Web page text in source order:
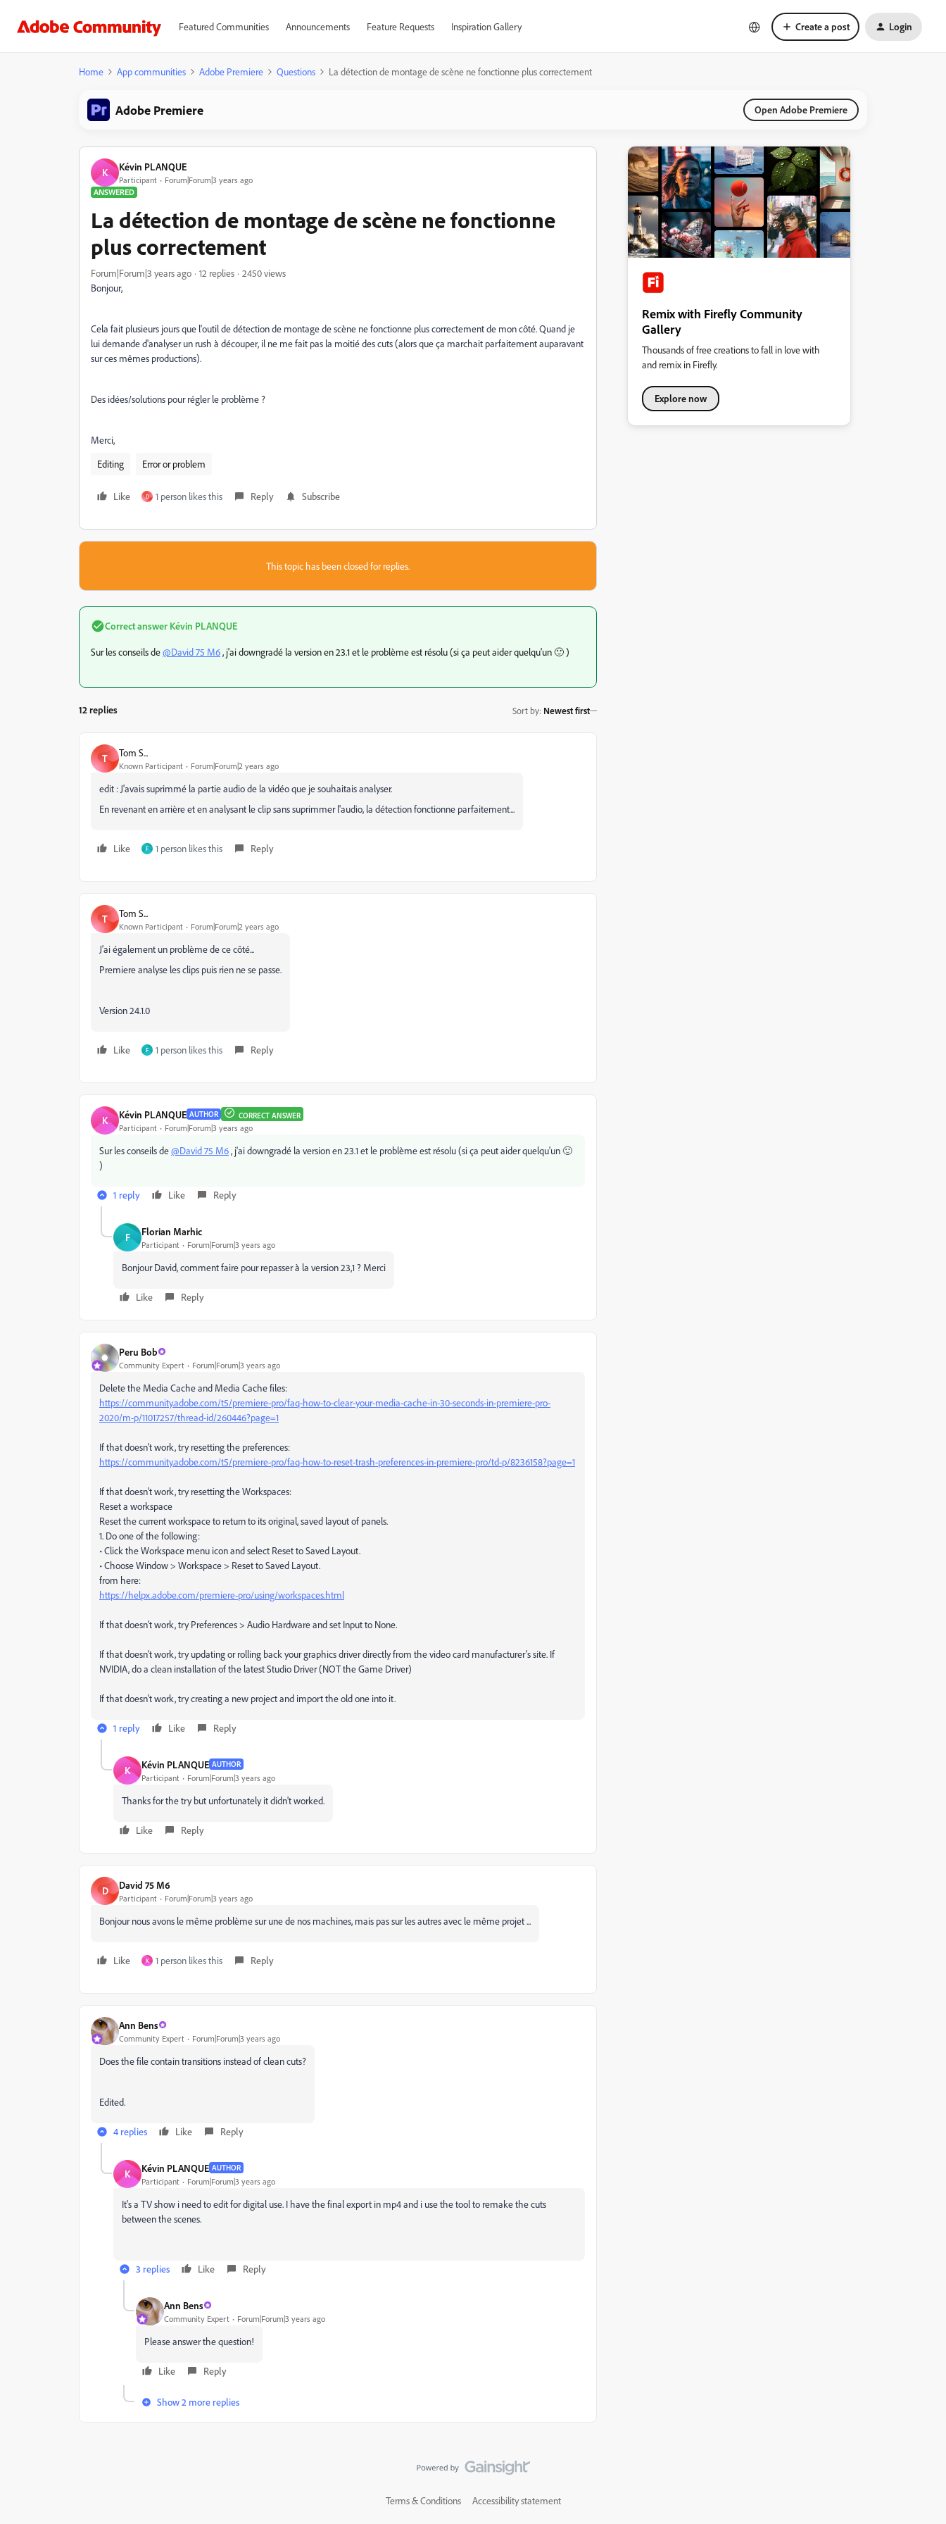
Featured Communities Announcements Feature Requests Inspiration Gallery Create a post Login
Home App communities Adobe Premiere Questions La détection de montage de scène ne fonctionne plus correctement
Adobe Premiere Open Adobe Premiere
K Kévin PLANQUE
Participant
Forum|Forum|3 years ago
ANSWERED
La détection de montage de scène ne fonctionne
plus correctement
Forum|Forum|3 years ago 12 replies
2450 views
Bonjour,
Cela fait plusieurs jours que l'outil de détection de montage de scène ne fonctionne plus correctement de mon côté. Quand je
lui demande d'analyser un rush à découper, il ne me fait pas la moitié des cuts (alors que ça marchait parfaitement auparavant
sur ces mêmes productions).
Des idées/solutions pour régler le problème ?
Merci,
Editing
Error or problem
Like D 1 person likes this Reply Subscribe
This topic has been closed for replies.
Correct answer Kévin PLANQUE
Sur les conseils de@David 75 M6, j'ai downgradé la version en 23.1 et le problème est résolu (si ça peut aider quelqu'un 🙂 )
12 replies Sort by: Newest first
T Tom S...
Known Participant Forum|Forum|2 years ago
edit : J'avais suprimmé la partie audio de la vidéo que je souhaitais analyser.
En revenant en arrière et en analysant le clip sans suprimmer l'audio, la détection fonctionne parfaitement...
Like F 1 person likes this Reply
T Tom S...
Known Participant Forum|Forum|2 years ago
J'ai également un problème de ce côté...
Premiere analyse les clips puis rien ne se passe.
Version 24.1.0
Like F 1 person likes this Reply
K Kévin PLANQUE AUTHOR CORRECT ANSWER
Participant Forum|Forum|3 years ago
Sur les conseils de@David 75 M6, j'ai downgradé la version en 23.1 et le problème est résolu (si ça peut aider quelqu'un 🙂
)
1 reply Like Reply
F Florian Marhic
Participant Forum|Forum|3 years ago
Bonjour David, comment faire pour repasser à la version 23,1 ? Merci
Like Reply
Peru Bob
Community Expert Forum|Forum|3 years ago
Delete the Media Cache and Media Cache files:
https://community.adobe.com/t5/premiere-pro/faq-how-to-clear-your-media-cache-in-30-seconds-in-premiere-pro-
2020/m-p/11017257/thread-id/260446?page=1
If that doesn't work, try resetting the preferences:
https://community.adobe.com/t5/premiere-pro/faq-how-to-reset-trash-preferences-in-premiere-pro/td-p/8236158?page=1
If that doesn't work, try resetting the Workspaces:
Reset a workspace
Reset the current workspace to return to its original, saved layout of panels.
1. Do one of the following:
• Click the Workspace menu icon and select Reset to Saved Layout.
• Choose Window > Workspace > Reset to Saved Layout.
from here:
https://helpx.adobe.com/premiere-pro/using/workspaces.html
If that doesn't work, try Preferences > Audio Hardware and set Input to None.
If that doesn’t work, try updating or rolling back your graphics driver directly from the video card manufacturer’s site. If
NVIDIA, do a clean installation of the latest Studio Driver (NOT the Game Driver)
If that doesn't work, try creating a new project and import the old one into it.
1 reply Like Reply
K Kévin PLANQUE AUTHOR
Participant Forum|Forum|3 years ago
Thanks for the try but unfortunately it didn't worked.
Like Reply
D David 75 M6
Participant Forum|Forum|3 years ago
Bonjour nous avons le même problème sur une de nos machines, mais pas sur les autres avec le même projet ...
Like K 1 person likes this Reply
Ann Bens
Community Expert Forum|Forum|3 years ago
Does the file contain transitions instead of clean cuts?
Edited.
4 replies Like Reply
K Kévin PLANQUE AUTHOR
Participant Forum|Forum|3 years ago
It's a TV show i need to edit for digital use. I have the final export in mp4 and i use the tool to remake the cuts
between the scenes.
3 replies Like Reply
Ann Bens
Community Expert Forum|Forum|3 years ago
Please answer the question!
Like Reply
Show 2 more replies
Remix with Firefly Community
Gallery
Thousands of free creations to fall in love with
and remix in Firefly.
Explore now
Terms & Conditions Accessibility statement